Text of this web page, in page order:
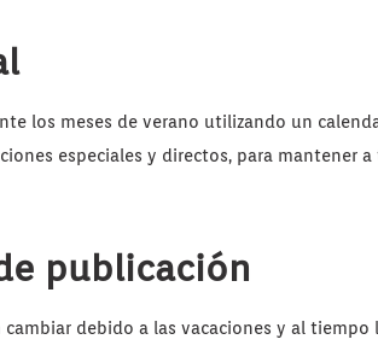
los meses de verano utilizando un
especiales y directos, para mantener
publicación
debido a las vacaciones y al